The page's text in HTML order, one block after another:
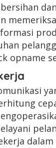
opname